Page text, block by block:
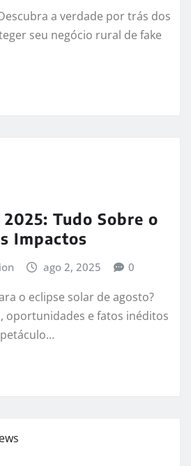
a verdade por trás dos
seu negócio rural de fake
Tudo Sobre o
Impactos
ago 2, 2025 0
o eclipse solar de agosto?
oportunidades e fatos inéditos